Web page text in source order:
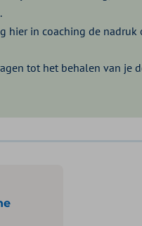
hier in coaching de nadruk
tot het behalen van je